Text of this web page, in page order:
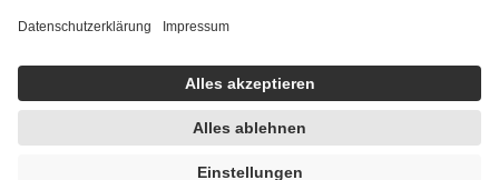
getroffen, um sicherzustellen, dass es sich um echte Bewertungen
https://help.etrusted.com/hc/de/articles/4419944605341
Einige Bilder und Inhalte wurden unter Zuhilfenahme künstlicher